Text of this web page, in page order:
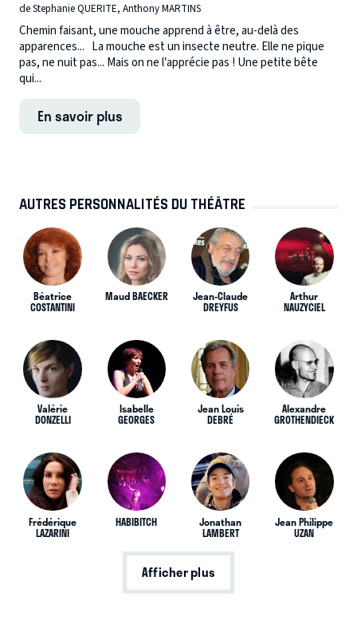
de Stephanie QUERITE, Anthony MARTINS
Chemin faisant, une mouche apprend à être, au-delà des
apparences... La mouche est un insecte neutre. Elle ne pique
pas, ne nuit pas... Mais on ne l’apprécie pas ! Une petite bête
qui...
En savoir plus
AUTRES PERSONNALITÉS DU THÉÂTRE
Béatrice
COSTANTINI
Maud BAECKER Jean-Claude
DREYFUS
Arthur
NAUZYCIEL
Valérie
DONZELLI
Isabelle
GEORGES
Jean Louis
DEBRÉ
Alexandre
GROTHENDIECK
Frédérique
LAZARINI
HABIBITCH Jonathan
LAMBERT
Jean Philippe
UZAN
Afficher plus